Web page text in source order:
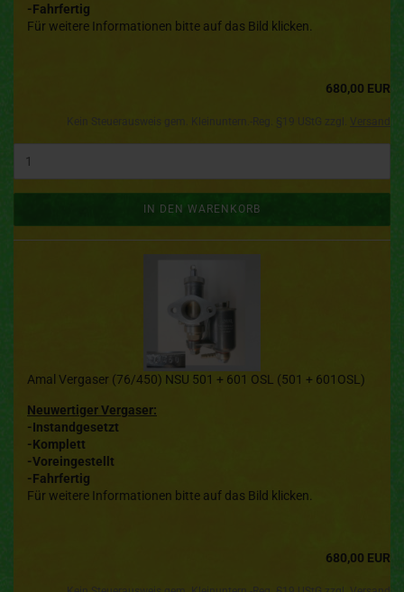
-Fahrfertig
Für weitere Informationen bitte auf das Bild klicken.
680,00 EUR
IN DEN WARENKORB
Amal Vergaser (76/450) NSU 501 + 601 OSL (501 + 601OSL)
Neuwertiger Vergaser:
-Instandgesetzt
-Komplett
-Voreingestellt
-Fahrfertig
Für weitere Informationen bitte auf das Bild klicken.
680,00 EUR